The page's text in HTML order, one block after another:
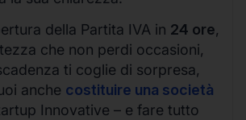
della Partita IVA in 24 ore,
che non perdi occasioni,
ti coglie di sorpresa,
anche costituire una società
Innovative – e fare tutto